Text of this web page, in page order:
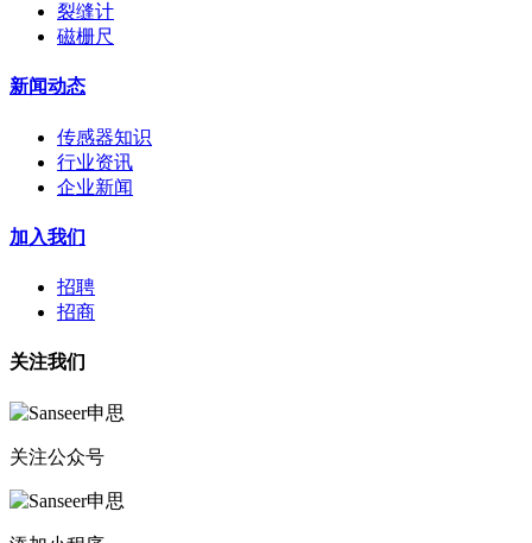
裂缝计
磁栅尺
新闻动态
传感器知识
行业资讯
企业新闻
加入我们
招聘
招商
关注我们
关注公众号